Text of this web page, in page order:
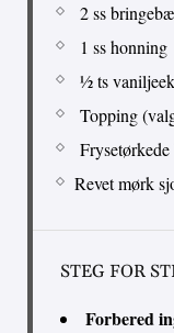
2 ss
1 ss honning
½ ts
Topping
Revet mørk
STEG FOR
Forbered